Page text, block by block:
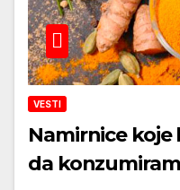
VESTI
Namirnice
da